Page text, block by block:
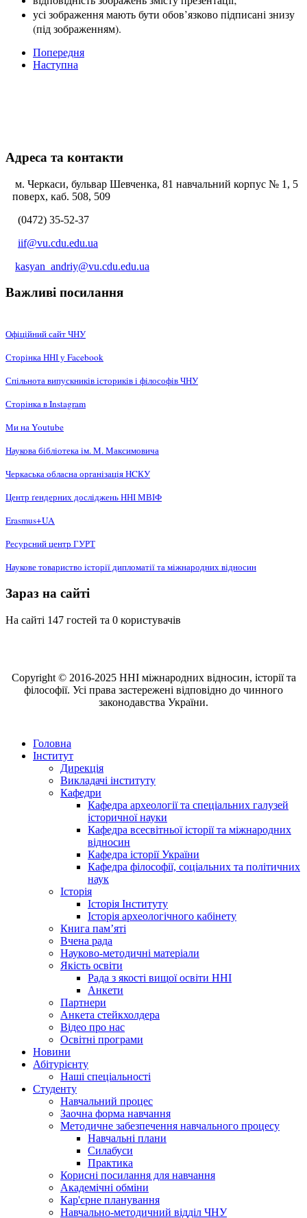
усі зображення мають бути обов’язково підписані знизу
(під зображенням).
Попередня
Наступна
Адреса та контакти
м. Черкаси, бульвар Шевченка, 81 навчальний корпус № 1, 5
поверх, каб. 508, 509
(0472) 35-52-37
iif@vu.cdu.edu.ua
kasyan_andriy@vu.cdu.edu.ua
Важливі посилання
Офіційний сайт ЧНУ
Сторінка ННІ у Facebook
Спільнота випускників істориків і філософів ЧНУ
Сторінка в Instagram
Ми на Youtube
Наукова бібліотека ім. М. Максимовича
Черкаська обласна організація НCКУ
Центр ґендерних досліджень ННІ МВІФ
Erasmus+UA
Ресурсний центр ГУРТ
Наукове товариство історії дипломатії та міжнародних відносин
Зараз на сайті
На сайті 147 гостей та 0 користувачів
Copyright © 2016-2025 ННІ міжнародних відносин, історії та
філософії. Усі права застережені відповідно до чинного
законодавства України.
Головна
Інститут
Дирекція
Викладачі інституту
Кафедри
Кафедра археології та спеціальних галузей
історичної науки
Кафедра всесвітньої історії та міжнародних
відносин
Кафедра історії України
Кафедра філософії, соціальних та політичних
наук
Історія
Історія Інституту
Історія археологічного кабінету
Книга памʼяті
Вчена рада
Науково-методичні матеріали
Якість освіти
Рада з якості вищої освіти ННІ
Анкети
Партнери
Анкета стейкхолдера
Відео про нас
Освітні програми
Hовини
Абітурієнту
Наші спеціальності
Студенту
Навчальний процес
Заочна форма навчання
Методичне забезпечення навчального процесу
Навчальні плани
Силабуси
Практика
Корисні посилання для навчання
Академічні обміни
Кар'єрне планування
Навчально-методичний відділ ЧНУ